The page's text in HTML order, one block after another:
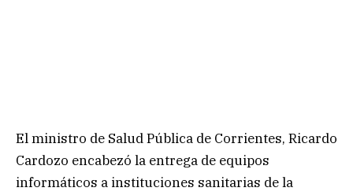
El ministro de Salud Pública de Corrientes, Ricardo
Cardozo encabezó la entrega de equipos
informáticos a instituciones sanitarias de la